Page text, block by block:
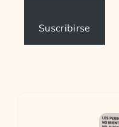
Suscribirse